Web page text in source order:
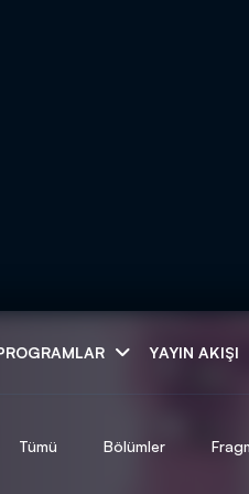
YAYIN AKIŞI
Tümü Bölümler